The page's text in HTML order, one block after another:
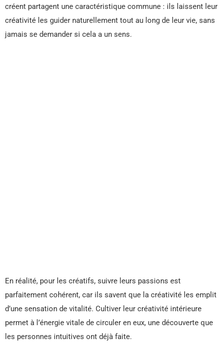
créent partagent une caractéristique commune : ils laissent leur
créativité les guider naturellement tout au long de leur vie, sans
jamais se demander si cela a un sens.
En réalité, pour les créatifs, suivre leurs passions est
parfaitement cohérent, car ils savent que la créativité les emplit
d’une sensation de vitalité. Cultiver leur créativité intérieure
permet à l’énergie vitale de circuler en eux, une découverte que
les personnes intuitives ont déjà faite.